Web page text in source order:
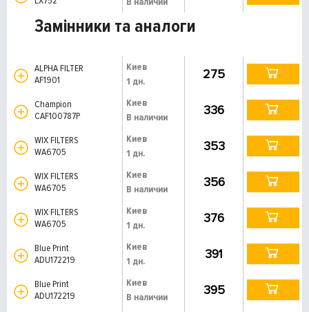
Замінники та аналоги
ALPHA FILTER
AF1901
Киев
1 дн.
275
Champion
CAF100787P
Киев
В наличии
336
WIX FILTERS
WA6705
Киев
1 дн.
353
WIX FILTERS
WA6705
Киев
В наличии
356
WIX FILTERS
WA6705
Киев
1 дн.
376
Blue Print
ADU172219
Киев
1 дн.
391
Blue Print
ADU172219
Киев
В наличии
395